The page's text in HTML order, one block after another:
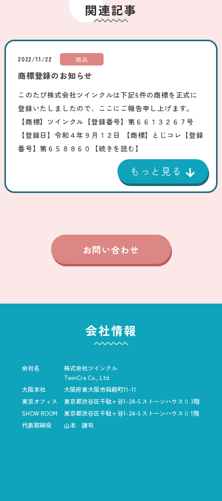
関連記事
2022/11/22 商品
商標登録のお知らせ
このたび株式会社ツインクルは下記6件の商標を正式に
登録いたしましたので、ここにご報告申し上げます。
【商標】ツインクル【登録番号】第６６１３２６７号
【登録日】令和４年９月１２日 【商標】とじコレ【登録
番号】第６５８８６０
【続きを読む】
お問い合わせ
会社情報
会社名
株式会社ツインクル
TwinCre Co., Ltd.
大阪本社
大阪府東大阪市箱殿町11-11
東京オフィス
東京都渋谷区千駄ヶ谷1-24-5 ストーンハウスⅡ 3階
SHOW ROOM
東京都渋谷区千駄ヶ谷1-24-5 ストーンハウスⅡ 1階
代表取締役
山本 謙司